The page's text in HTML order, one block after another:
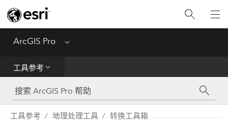
ArcGIS Pro Menu
工具参考
工具参考
Python
工具参考 地理处理工具
转换工具箱